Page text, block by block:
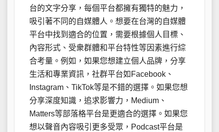
台的文字分享，每個平台都擁有獨特的魅力，
吸引著不同的自媒體人。想要在台灣的自媒體
平台中找到適合的位置，需要根據個人目標、
內容形式、受衆群體和平台特性等因素進行綜
合考量。例如，如果您想建立個人品牌，分享
生活和專業資訊，社群平台如Facebook、
Instagram、TikTok等是不錯的選擇。如果您想
分享深度知識，追求影響力，Medium、
Matters等部落格平台是更適合的選擇。如果您
想以聲音內容吸引更多受眾，Podcast平台是